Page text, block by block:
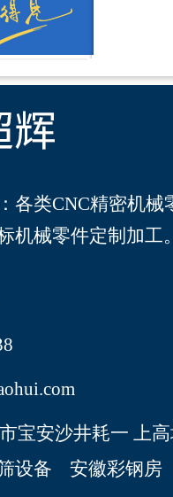
各类CNC精密机械
机械零件定制加工
宝安沙井耗一 上
设备 安徽彩钢房